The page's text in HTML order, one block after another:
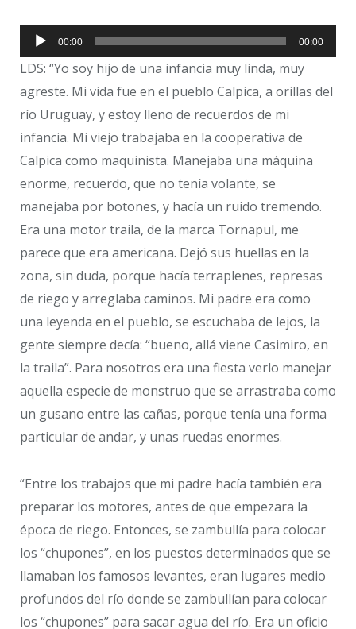
Reproductor
de
00:00 00:00
LDS: “Yo soy hijo de una infancia muy linda, muy
agreste. Mi vida fue en el pueblo Calpica, a orillas del
río Uruguay, y estoy lleno de recuerdos de mi
infancia. Mi viejo trabajaba en la cooperativa de
Calpica como maquinista. Manejaba una máquina
enorme, recuerdo, que no tenía volante, se
manejaba por botones, y hacía un ruido tremendo.
Era una motor traila, de la marca Tornapul, me
parece que era americana. Dejó sus huellas en la
zona, sin duda, porque hacía terraplenes, represas
de riego y arreglaba caminos. Mi padre era como
una leyenda en el pueblo, se escuchaba de lejos, la
gente siempre decía: “bueno, allá viene Casimiro, en
la traila”. Para nosotros era una fiesta verlo manejar
aquella especie de monstruo que se arrastraba como
un gusano entre las cañas, porque tenía una forma
particular de andar, y unas ruedas enormes.
“Entre los trabajos que mi padre hacía también era
preparar los motores, antes de que empezara la
época de riego. Entonces, se zambullía para colocar
los “chupones”, en los puestos determinados que se
llamaban los famosos levantes, eran lugares medio
profundos del río donde se zambullían para colocar
los “chupones” para sacar agua del río. Era un oficio